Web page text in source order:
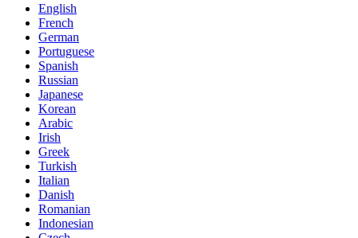
English
French
German
Portuguese
Spanish
Russian
Japanese
Korean
Arabic
Irish
Greek
Turkish
Italian
Danish
Romanian
Indonesian